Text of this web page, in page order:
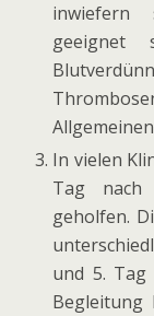
inwiefern
geeignet
In vielen
Tag
geholfen.
und 5. Tag
Begleitung